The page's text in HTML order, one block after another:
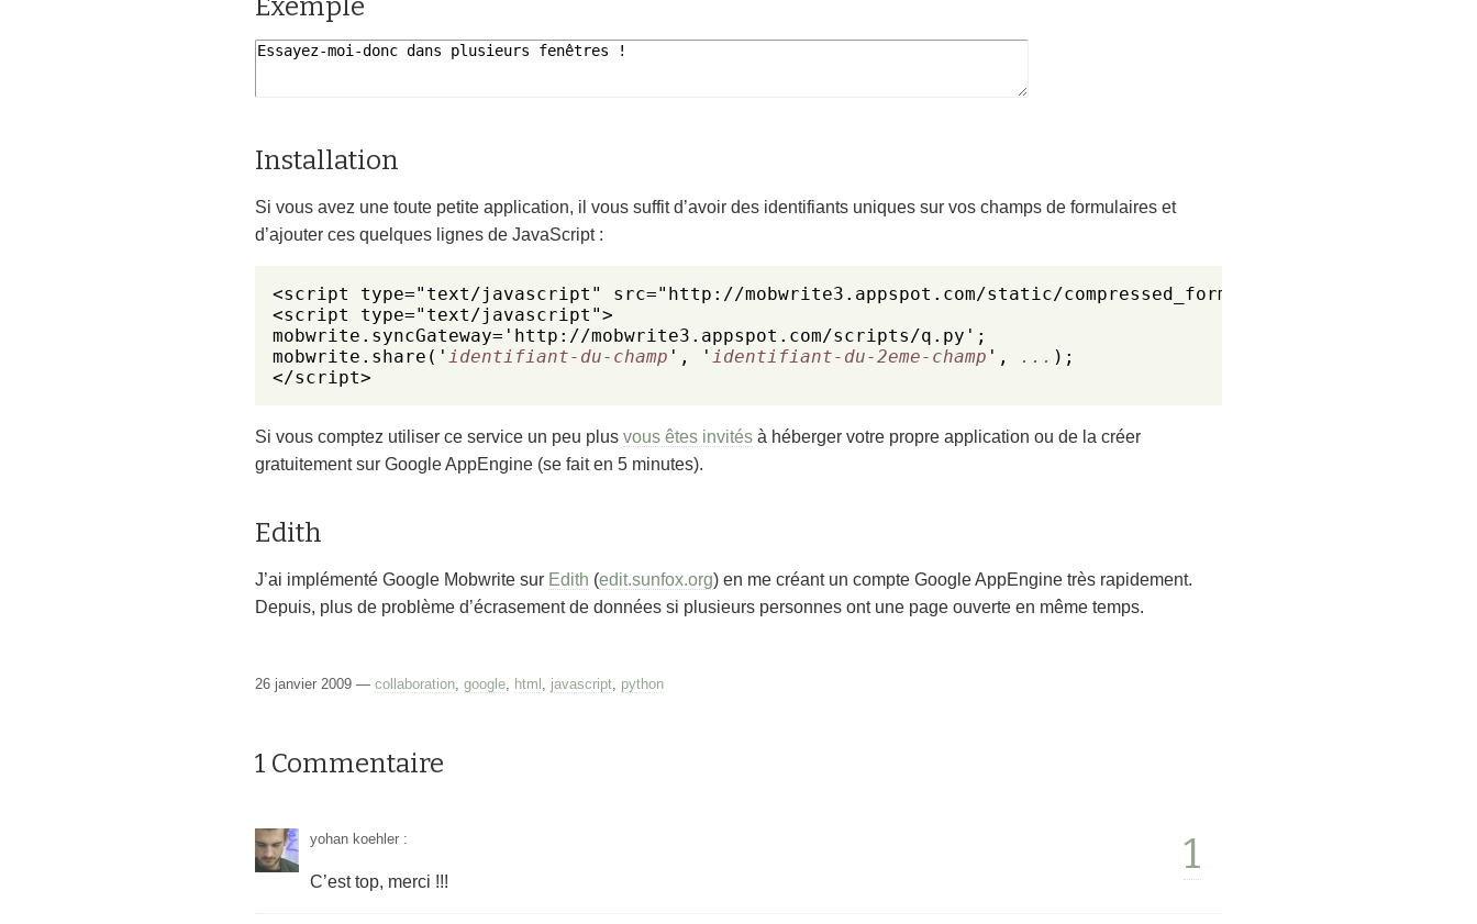
Exemple
Installation
Si vous avez une toute petite application, il vous suffit d’avoir des identifiants uniques sur vos champs de formulaires et
d’ajouter ces quelques lignes de JavaScript :
<script type="text/javascript" src="http://mobwrite3.appspot.com/static/compressed_form.js"></script>
<script type="text/javascript">
mobwrite.syncGateway='http://mobwrite3.appspot.com/scripts/q.py';
mobwrite.share(' identifiant-du-champ ', ' identifiant-du-2eme-champ ', ... );
Si vous comptez utiliser ce service un peu plus vous êtes invités à héberger votre propre application ou de la créer
gratuitement sur Google AppEngine (se fait en 5 minutes).
Edith
J’ai implémenté Google Mobwrite sur Edith (edit.sunfox.org) en me créant un compte Google AppEngine très rapidement.
Depuis, plus de problème d’écrasement de données si plusieurs personnes ont une page ouverte en même temps.
26 janvier 2009 — collaboration google html javascript python
1 Commentaire
1
yohan koehler :
C’est top, merci !!!